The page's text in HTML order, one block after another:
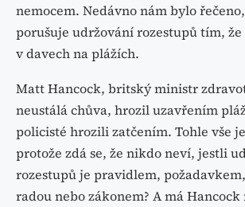
nemocem. Nedávno nám bylo
porušuje udržování rozestupů tím,
v davech na plážích.
Matt Hancock, britský ministr
neustálá chůva, hrozil uzavřením
policisté hrozili zatčením. Tohle vše
protože zdá se, že nikdo neví, jestli
rozestupů je pravidlem,
radou nebo zákonem? A má